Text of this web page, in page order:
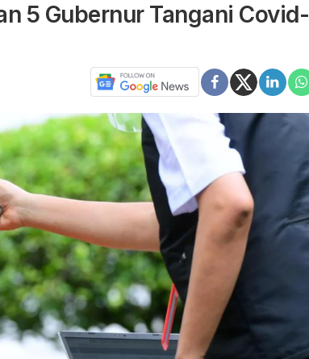
5 Gubernur Tangani Covid-